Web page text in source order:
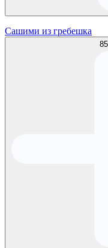
Сашими из гребешка